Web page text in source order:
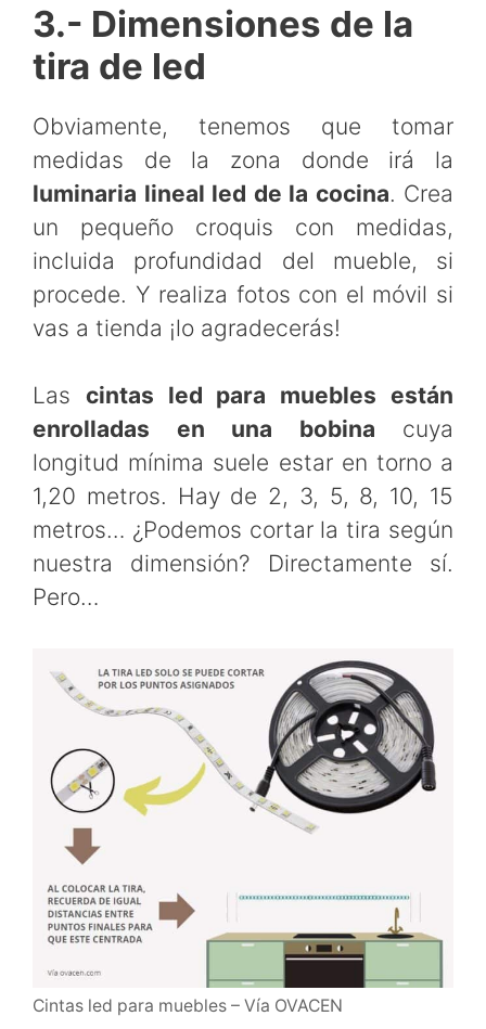
3.- Dimensiones de la
tira de led
Obviamente, tenemos que tomar
medidas de la zona donde irá la
luminaria lineal led de la cocina. Crea
un pequeño croquis con medidas,
incluida profundidad del mueble, si
procede. Y realiza fotos con el móvil si
vas a tienda ¡lo agradecerás!
Las cintas led para muebles están
enrolladas en una bobina cuya
longitud mínima suele estar en torno a
1,20 metros. Hay de 2, 3, 5, 8, 10, 15
metros… ¿Podemos cortar la tira según
nuestra dimensión? Directamente sí.
Pero…
Cintas led para muebles – Vía OVACEN